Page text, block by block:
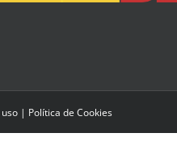
| Política de Cookies